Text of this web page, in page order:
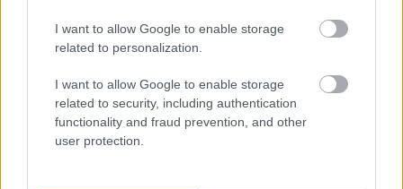
I want to allow Google to enable storage
related to personalization.
I want to allow Google to enable storage
related to security, including authentication
functionality and fraud prevention, and other
user protection.
csapat jó
-Szűcs Gyula-•2012. augusztus 28.
George Lucas, aki vénségére pont olyan pöffeszkedve
ül a pénzeszsákjain, mint a zsugori Dagobert bácsi,
kezd végre rájönni, hogy ha kiengedi a karmai közül